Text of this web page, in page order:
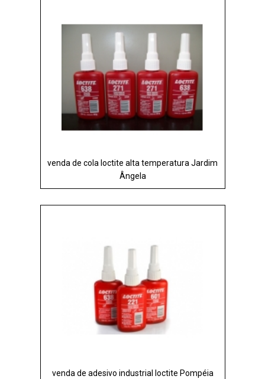
venda de cola loctite alta temperatura Jardim
Ângela
venda de adesivo industrial loctite Pompéia